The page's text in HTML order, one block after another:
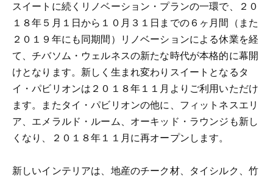
スイートに続くリノベーション・プランの一環で、２０
１８年５月１日から１０月３１日までの６ヶ月間（また
２０１９年にも同期間）リノベーションによる休業を経
て、チバソム・ウェルネスの新たな時代が本格的に幕開
けとなります。新しく生まれ変わりスイートとなるタ
イ・パビリオンは２０１８年１１月よりご利用いただけ
ます。またタイ・パビリオンの他に、フィットネスエリ
ア、エメラルド・ルーム、オーキッド・ラウンジも新し
くなり、２０１８年１１月に再オープンします。
新しいインテリアは、地産のチーク材、タイシルク、竹